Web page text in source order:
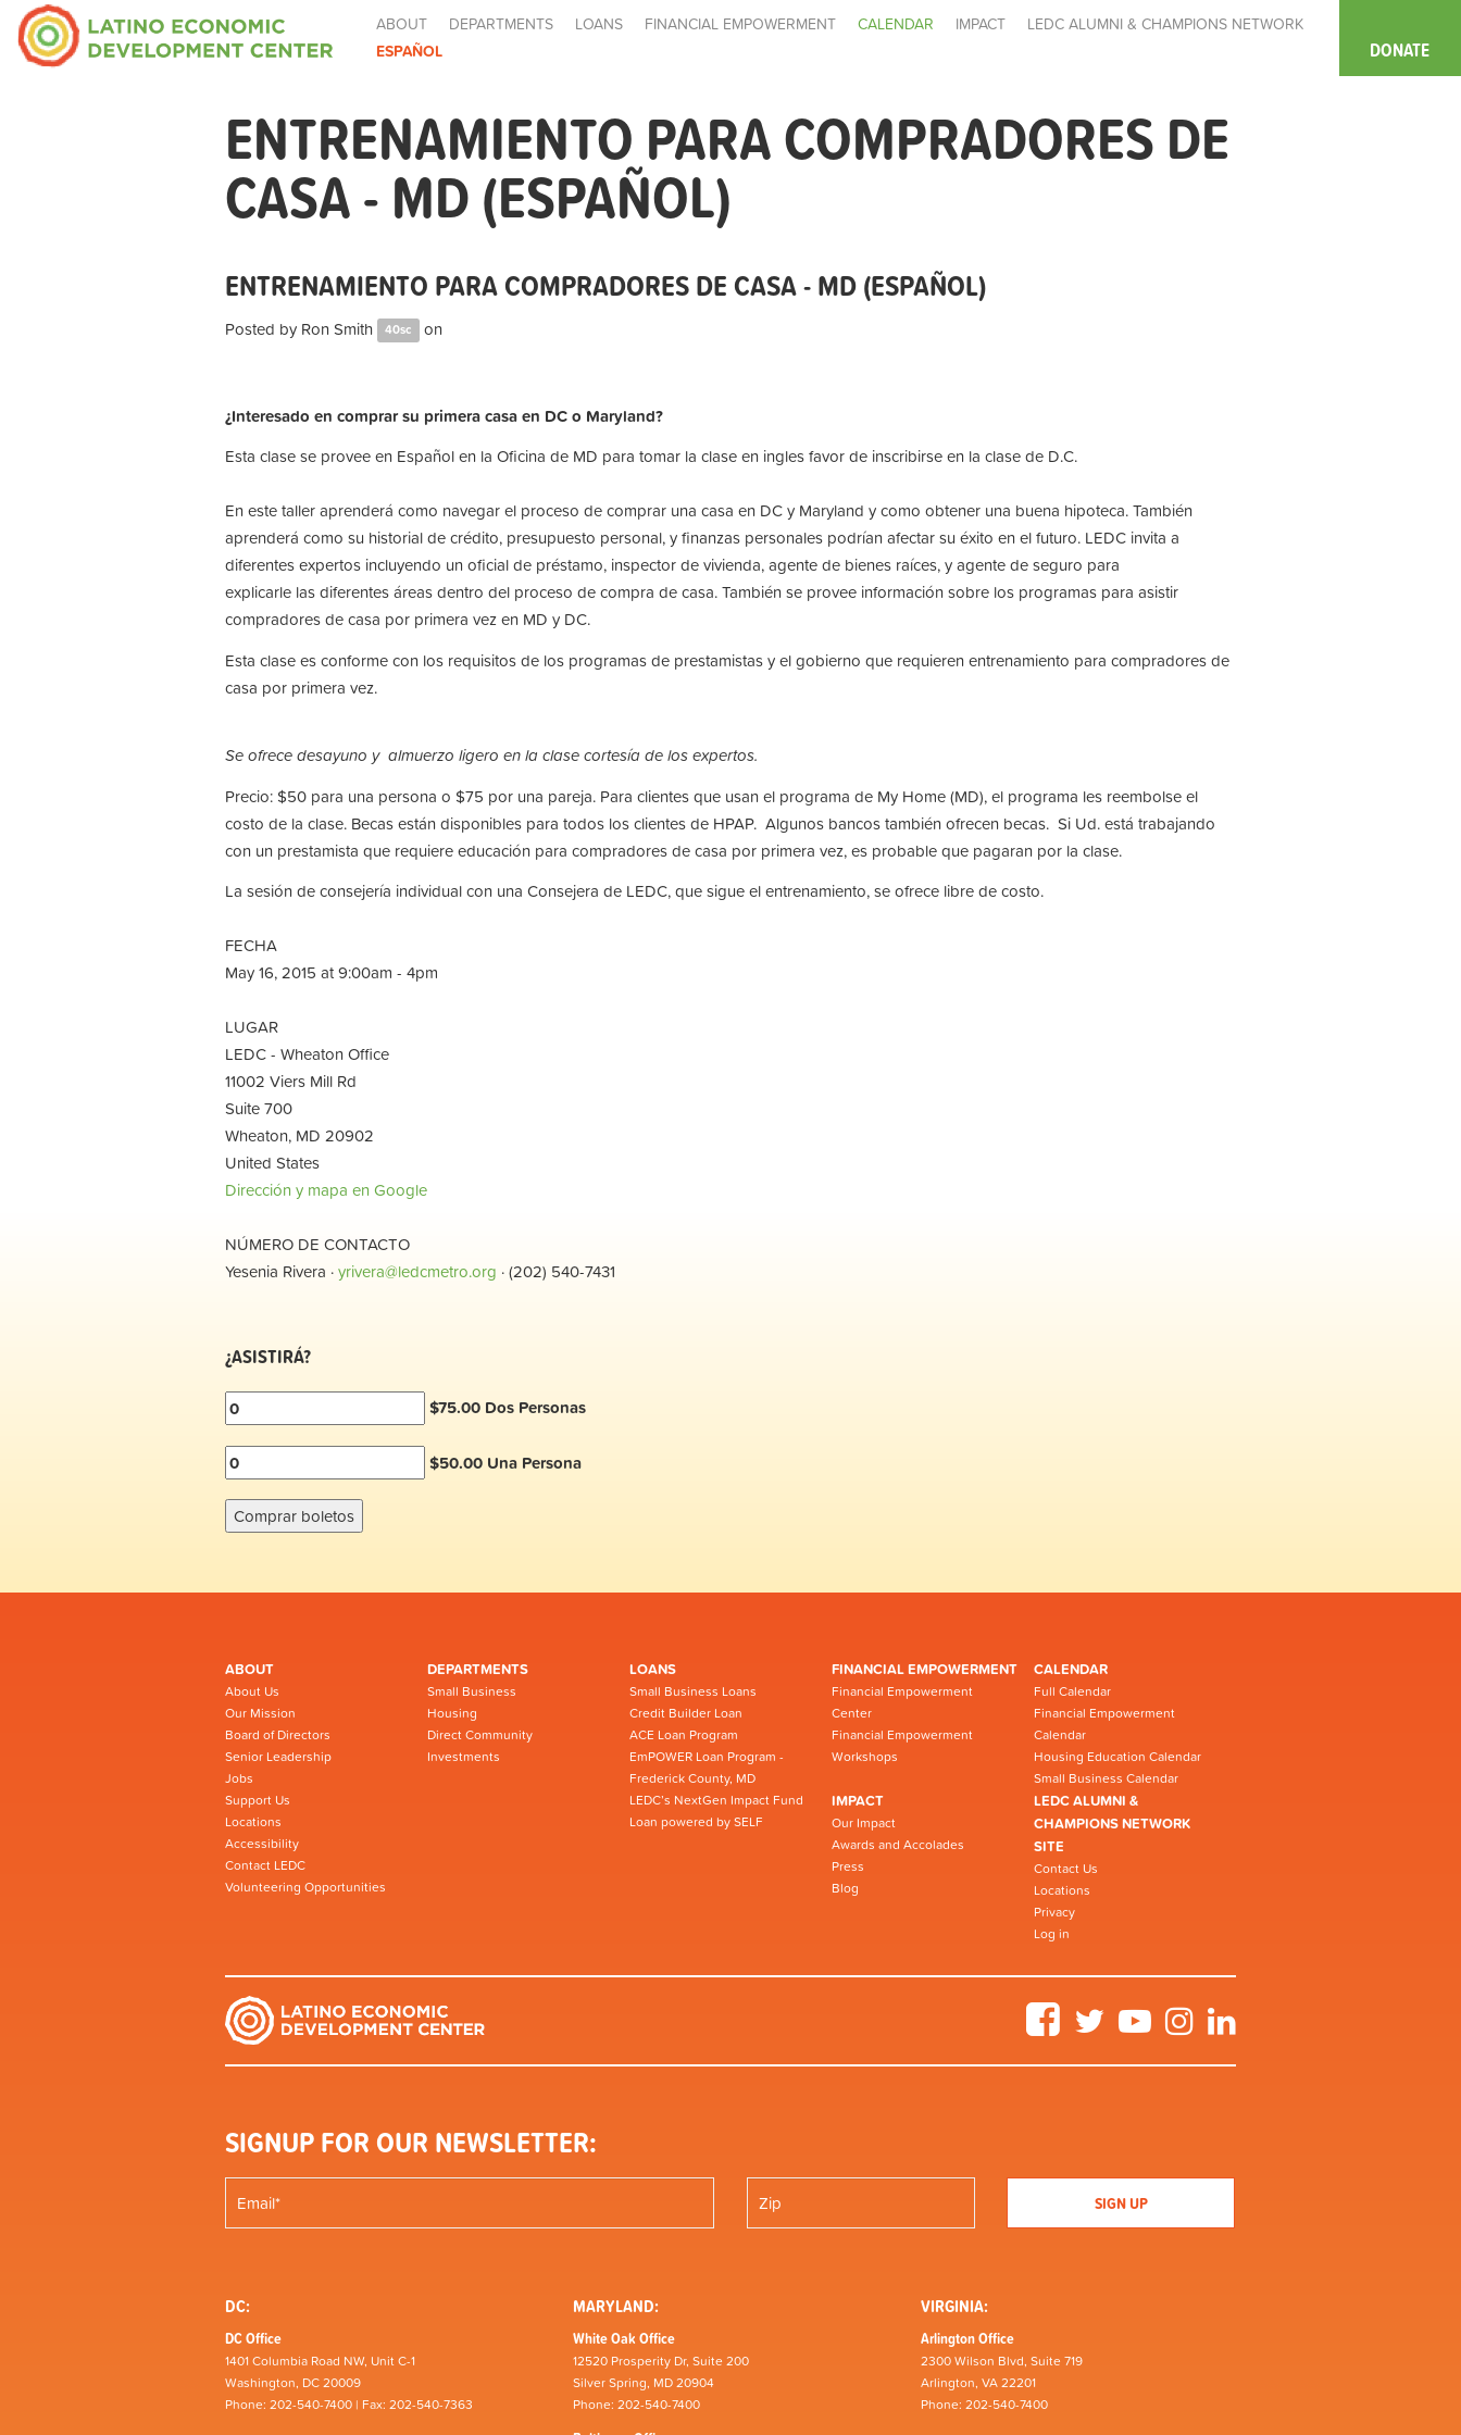
ABOUT DEPARTMENTS LOANS FINANCIAL EMPOWERMENT CALENDAR IMPACT
LEDC ALUMNI & CHAMPIONS NETWORK
ESPAÑOL
DONATE
ENTRENAMIENTO PARA COMPRADORES DE
CASA - MD (ESPAÑOL)
ENTRENAMIENTO PARA COMPRADORES DE CASA - MD (ESPAÑOL)
Posted by Ron Smith 40sc on
¿Interesado en comprar su primera casa en DC o Maryland?
Esta clase se provee en Español en la Oficina de MD para tomar la clase en ingles favor de inscribirse en la clase de D.C.
En este taller aprenderá como navegar el proceso de comprar una casa en DC y Maryland y como obtener una buena hipoteca. También
aprenderá como su historial de crédito, presupuesto personal, y finanzas personales podrían afectar su éxito en el futuro. LEDC invita a
diferentes expertos incluyendo un oficial de préstamo, inspector de vivienda, agente de bienes raíces, y agente de seguro para
explicarle las diferentes áreas dentro del proceso de compra de casa. También se provee información sobre los programas para asistir
compradores de casa por primera vez en MD y DC.
Esta clase es conforme con los requisitos de los programas de prestamistas y el gobierno que requieren entrenamiento para compradores de
casa por primera vez.
Se ofrece desayuno y almuerzo ligero en la clase cortesía de los expertos.
Precio: $50 para una persona o $75 por una pareja. Para clientes que usan el programa de My Home (MD), el programa les reembolse el
costo de la clase. Becas están disponibles para todos los clientes de HPAP. Algunos bancos también ofrecen becas. Si Ud. está trabajando
con un prestamista que requiere educación para compradores de casa por primera vez, es probable que pagaran por la clase.
La sesión de consejería individual con una Consejera de LEDC, que sigue el entrenamiento, se ofrece libre de costo.
FECHA
May 16, 2015 at 9:00am - 4pm
LUGAR
LEDC - Wheaton Office
11002 Viers Mill Rd
Suite 700
Wheaton, MD 20902
United States
Dirección y mapa en Google
NÚMERO DE CONTACTO
Yesenia Rivera ·yrivera@ledcmetro.org · (202) 540-7431
¿ASISTIRÁ?
$75.00 Dos Personas
$50.00 Una Persona
ABOUT
About Us
Our Mission
Board of Directors
Senior Leadership
Jobs
Support Us
Locations
Accessibility
Contact LEDC
Volunteering Opportunities
DEPARTMENTS
Small Business
Housing
Direct Community
Investments
LOANS
Small Business Loans
Credit Builder Loan
ACE Loan Program
EmPOWER Loan Program -
Frederick County, MD
LEDC’s NextGen Impact Fund
Loan powered by SELF
FINANCIAL EMPOWERMENT
Financial Empowerment
Center
Financial Empowerment
Workshops
CALENDAR
Full Calendar
Financial Empowerment
Calendar
Housing Education Calendar
Small Business Calendar
IMPACT
Our Impact
Awards and Accolades
Press
Blog
LEDC ALUMNI &
CHAMPIONS NETWORK
SITE
Contact Us
Locations
Privacy
Log in
FacebookTwitter YouTubeInstagram
SIGNUP FOR OUR NEWSLETTER:
DC:
DC Office
1401 Columbia Road NW, Unit C-1
Washington, DC 20009
Phone: 202-540-7400 | Fax: 202-540-7363
MARYLAND:
White Oak Office
12520 Prosperity Dr, Suite 200
Silver Spring, MD 20904
Phone: 202-540-7400
VIRGINIA:
Arlington Office
2300 Wilson Blvd, Suite 719
Arlington, VA 22201
Phone: 202-540-7400